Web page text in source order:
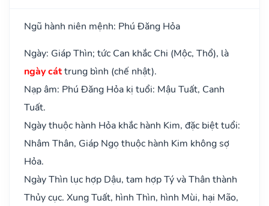
Ngũ hành niên mệnh: Phú Đăng Hỏa
Ngày: Giáp Thìn; tức Can khắc Chi (Mộc, Thổ), là
ngày cáttrung bình (chế nhật).
Nạp âm: Phú Đăng Hỏa kị tuổi: Mậu Tuất, Canh
Tuất.
Ngày thuộc hành Hỏa khắc hành Kim, đặc biệt tuổi:
Nhâm Thân, Giáp Ngọ thuộc hành Kim không sợ
Hỏa.
Ngày Thìn lục hợp Dậu, tam hợp Tý và Thân thành
Thủy cục. Xung Tuất, hình Thìn, hình Mùi, hại Mão,